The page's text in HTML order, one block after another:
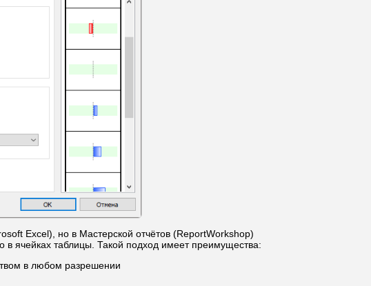
Excel), но в Мастерской отчётов (ReportWorkshop)
в ячейках таблицы. Такой подход имеет преимущества:
в любом разрешении